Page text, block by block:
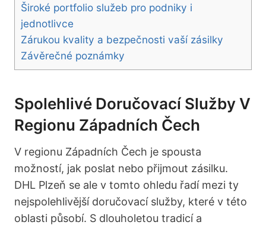
Široké portfolio služeb pro podniky i
jednotlivce
Zárukou kvality a bezpečnosti vaší zásilky
Závěrečné poznámky
Spolehlivé Doručovací Služby V
Regionu Západních Čech
V regionu Západních Čech je spousta
možností, jak poslat nebo přijmout zásilku.
DHL Plzeň se ale v tomto ohledu řadí mezi ty
nejspolehlivější doručovací služby, které v této
oblasti působí. S dlouholetou tradicí a